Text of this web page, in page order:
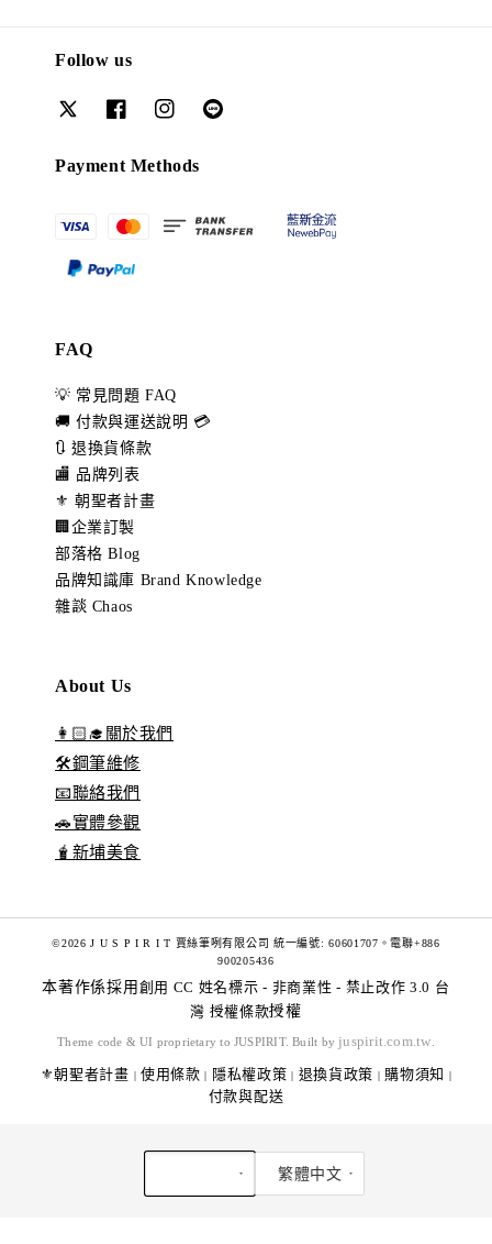
Follow us
Payment Methods
FAQ
💡 常見問題 FAQ
🚚 付款與運送說明 💳
🔃 退換貨條款
🏬 品牌列表
⚜️ 朝聖者計畫
🏢企業訂製
部落格 Blog
品牌知識庫 Brand Knowledge
雜談 Chaos
About Us
👩🏻‍🎓關於我們
🛠️鋼筆維修
📧聯絡我們
🚗實體參觀
🧋新埔美食
©2026 J U S P I R I T 賈絲筆咧有限公司 統一編號: 60601707。電聯+886
900205436
本著作係採用 創用 CC 姓名標示 - 非商業性 - 禁止改作 3.0 台
灣 授權條款授權
Theme code & UI proprietary to JUSPIRIT. Built by juspirit.com.tw
⚜️朝聖者計畫 | 使用條款 | 隱私權政策 | 退換貨政策 | 購物須知 |
付款與配送